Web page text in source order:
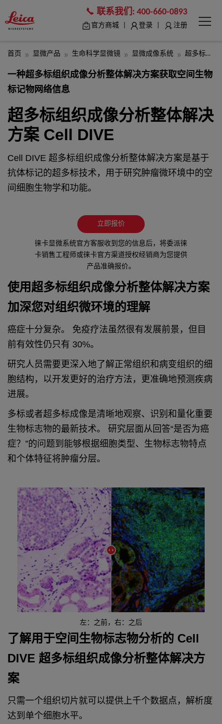
联系我们: 400-660-0893
官方商城 登录 注册
首页 显微产品 生命科学显微镜 显微成像系统 超多标组织成像分析整体解决方案 Cell DIVE
一种超多标组织成像分析整体解决方案获取空间生物
标记物网络信息
超多标组织成像分析整体解决
方案 Cell DIVE
Cell DIVE 超多标组织成像分析整体解决方案是基于
抗体标记的超多标技术，用于研究肿瘤微环境中的空
间细胞生物学和功能。
立即报价
徕卡显微系统官方客服收到您的信息后，将委派徕
卡销售工程师或徕卡官方渠道授权经销商为您提供
产品准确报价。
使用超多标组织成像分析整体解决方案
加深您对组织微环境的理解
癌症十分复杂。 免疫疗法虽然很有发展前景，但目
前有效性仍只有 30%。
研究人员需要更深入地了解正常组织和病变组织的细
胞结构，以开发更好的治疗方法，更准确地预测疾病
进展。
多标或者超多标成像是清晰地观察、识别和量化重要
生物标志物的最新技术。 研究层面从回答“是否为癌
症？”的问题到能够根据细胞类型、生物标志物特点
和个体特征将肿瘤分层。
左：之前，右：之后
了解用于空间生物标志物分析的 Cell
DIVE 超多标组织成像分析整体解决方
案
只需一个组织切片就可以提供上千个数据点，解析度
达到单个细胞水平。